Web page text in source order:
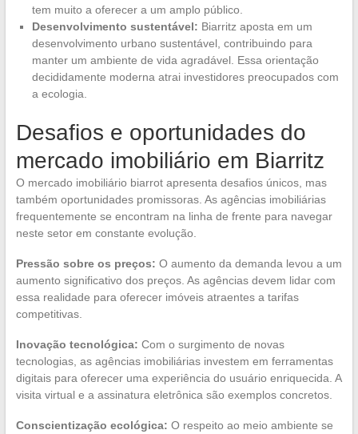
tem muito a oferecer a um amplo público.
Desenvolvimento sustentável: Biarritz aposta em um
desenvolvimento urbano sustentável, contribuindo para
manter um ambiente de vida agradável. Essa orientação
decididamente moderna atrai investidores preocupados com
a ecologia.
Desafios e oportunidades do
mercado imobiliário em Biarritz
O mercado imobiliário biarrot apresenta desafios únicos, mas
também oportunidades promissoras. As agências imobiliárias
frequentemente se encontram na linha de frente para navegar
neste setor em constante evolução.
Pressão sobre os preços: O aumento da demanda levou a um
aumento significativo dos preços. As agências devem lidar com
essa realidade para oferecer imóveis atraentes a tarifas
competitivas.
Inovação tecnológica: Com o surgimento de novas
tecnologias, as agências imobiliárias investem em ferramentas
digitais para oferecer uma experiência do usuário enriquecida. A
visita virtual e a assinatura eletrônica são exemplos concretos.
Conscientização ecológica: O respeito ao meio ambiente se